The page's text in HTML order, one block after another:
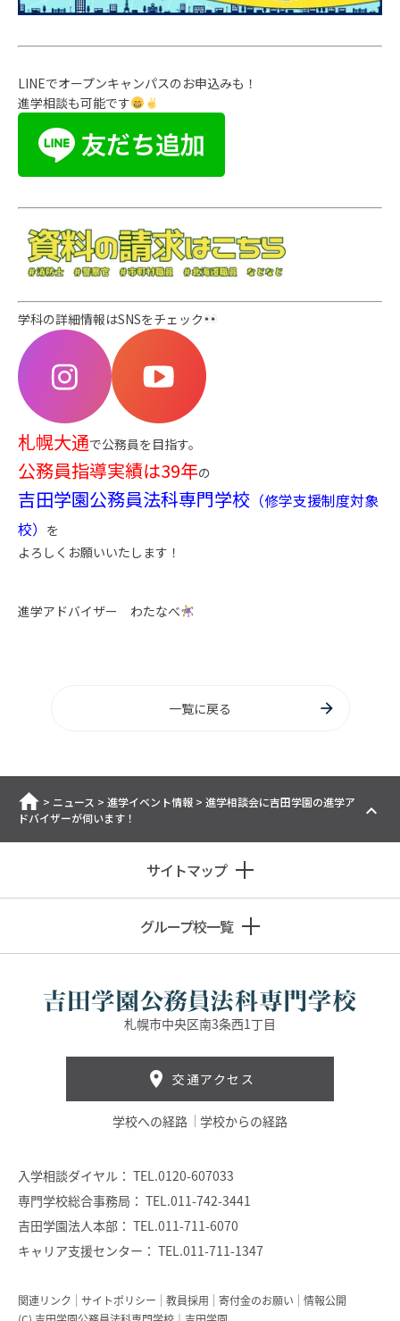
LINEでオープンキャンパスのお申込みも！
進学相談も可能です
学科の詳細情報はSNSをチェック
札幌大通で公務員を目指す。
公務員指導実績は39年の
吉田学園公務員法科専門学校 （修学支援制度対象
校） を
よろしくお願いいたします！
進学アドバイザー わたなべ
一覧に戻る
ホーム
> ニュース > 進学イベント情報 > 進学相談会に吉田学園の進学ア
ドバイザーが伺います！
サイトマップ
グループ校一覧
札幌市中央区南3条西1丁目
交通アクセス
学校への経路 学校からの経路
入学相談ダイヤル： TEL.0120-607033
専門学校総合事務局： TEL.011-742-3441
吉田学園法人本部： TEL.011-711-6070
キャリア支援センター： TEL.011-711-1347
関連リンク サイトポリシー 教員採用 寄付金のお願い
情報公開